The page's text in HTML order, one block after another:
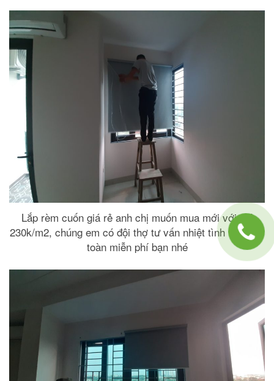
Lắp rèm cuốn giá rẻ anh chị muốn mua mới với giá
230k/m2, chúng em có đội thợ tư vấn nhiệt tình và hoàn
toàn miễn phí bạn nhé